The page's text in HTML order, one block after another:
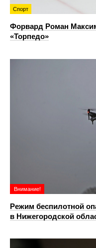
Спорт
Форвард Роман
«Торпедо»
Внимание!
Режим беспилотной
в Нижегородской